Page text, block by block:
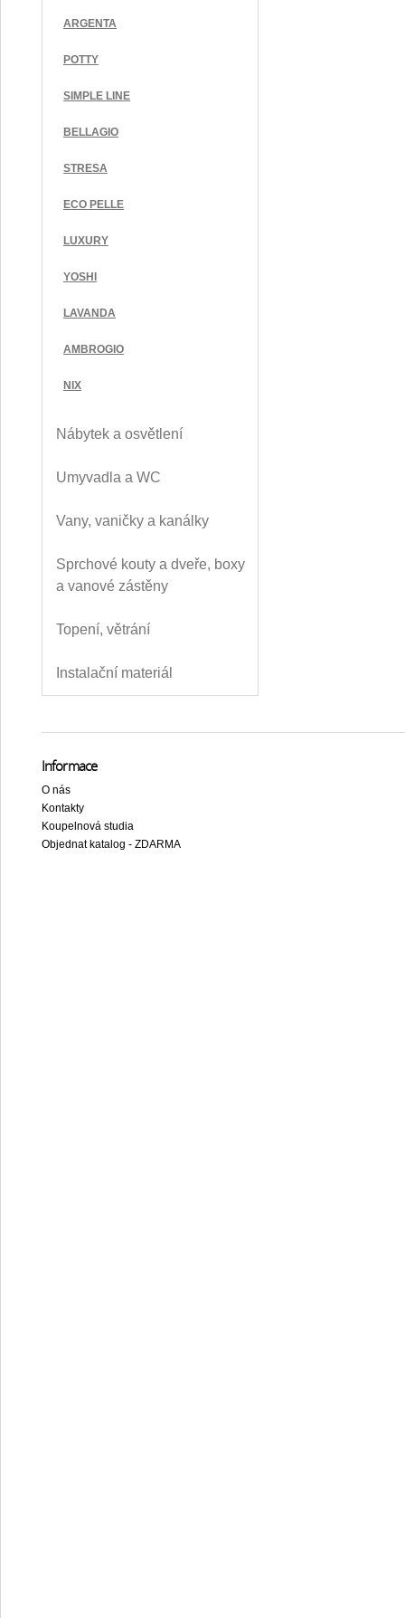
ARGENTA
POTTY
SIMPLE LINE
BELLAGIO
STRESA
ECO PELLE
LUXURY
YOSHI
LAVANDA
AMBROGIO
NIX
Nábytek a osvětlení
Umyvadla a WC
Vany, vaničky a kanálky
Sprchové kouty a dveře, boxy
a vanové zástěny
Topení, větrání
Instalační materiál
Informace
O nás
Kontakty
Koupelnová studia
Objednat katalog - ZDARMA